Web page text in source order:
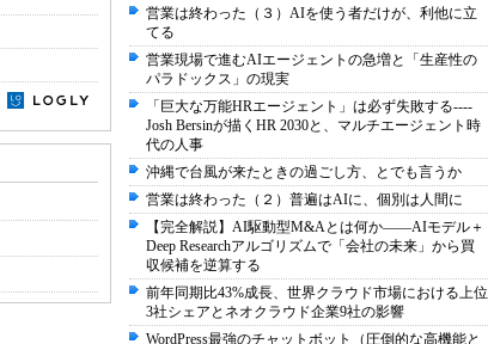
営業は終わった（３）AIを使う者だけが、利他に立
てる
営業現場で進むAIエージェントの急増と「生産性の
パラドックス」の現実
「巨大な万能HRエージェント」は必ず失敗する----
Josh Bersinが描くHR 2030と、マルチエージェント時
代の人事
沖縄で台風が来たときの過ごし方、とでも言うか
営業は終わった（２）普遍はAIに、個別は人間に
【完全解説】AI駆動型M&Aとは何か――AIモデル＋
Deep Researchアルゴリズムで「会社の未来」から買
収候補を逆算する
前年同期比43%成長、世界クラウド市場における上位
3社シェアとネオクラウド企業9社の影響
WordPress最強のチャットボット（圧倒的な高機能と